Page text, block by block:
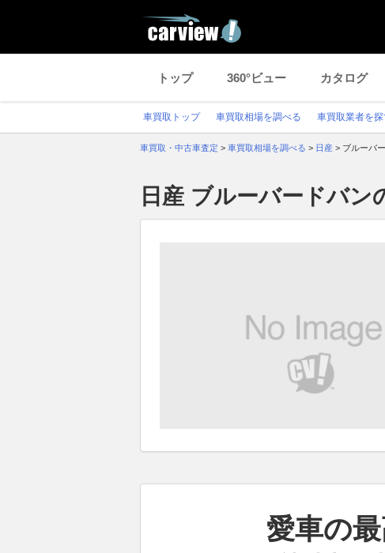
トップ 360°ビュー カタログ
車買取トップ 車買取相場を調べる 車買取業者を
車買取・中古車査定 > 車買取相場を調べる > 日産 > ブルーバ
日産 ブルーバードバン
愛車の